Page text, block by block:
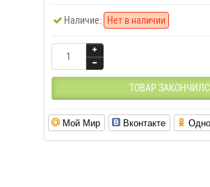
Наличие: Нет в наличии
ТОВАР
Мой Мир Вконтакте